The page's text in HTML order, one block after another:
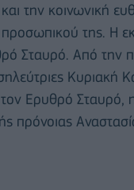
και την κοινωνική
προσωπικού της. Η
Σταυρό. Από την
Κυριακή
Ερυθρό Σταυρό, η
πρόνοιας